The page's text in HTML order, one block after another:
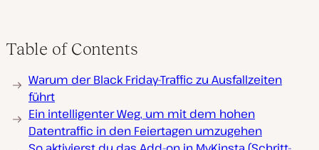
Table of Contents
Warum der Black Friday-Traffic zu Ausfallzeiten
führt
Ein intelligenter Weg, um mit dem hohen
Datentraffic in den Feiertagen umzugehen